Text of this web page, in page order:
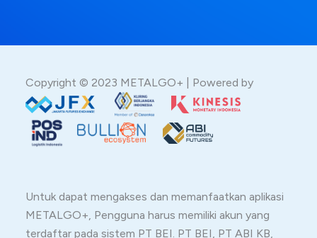
Copyright © 2023 METALGO+ | Powered by
Untuk dapat mengakses dan memanfaatkan aplikasi
METALGO+, Pengguna harus memiliki akun yang
terdaftar pada sistem PT BEI. PT BEI, PT ABI KB,